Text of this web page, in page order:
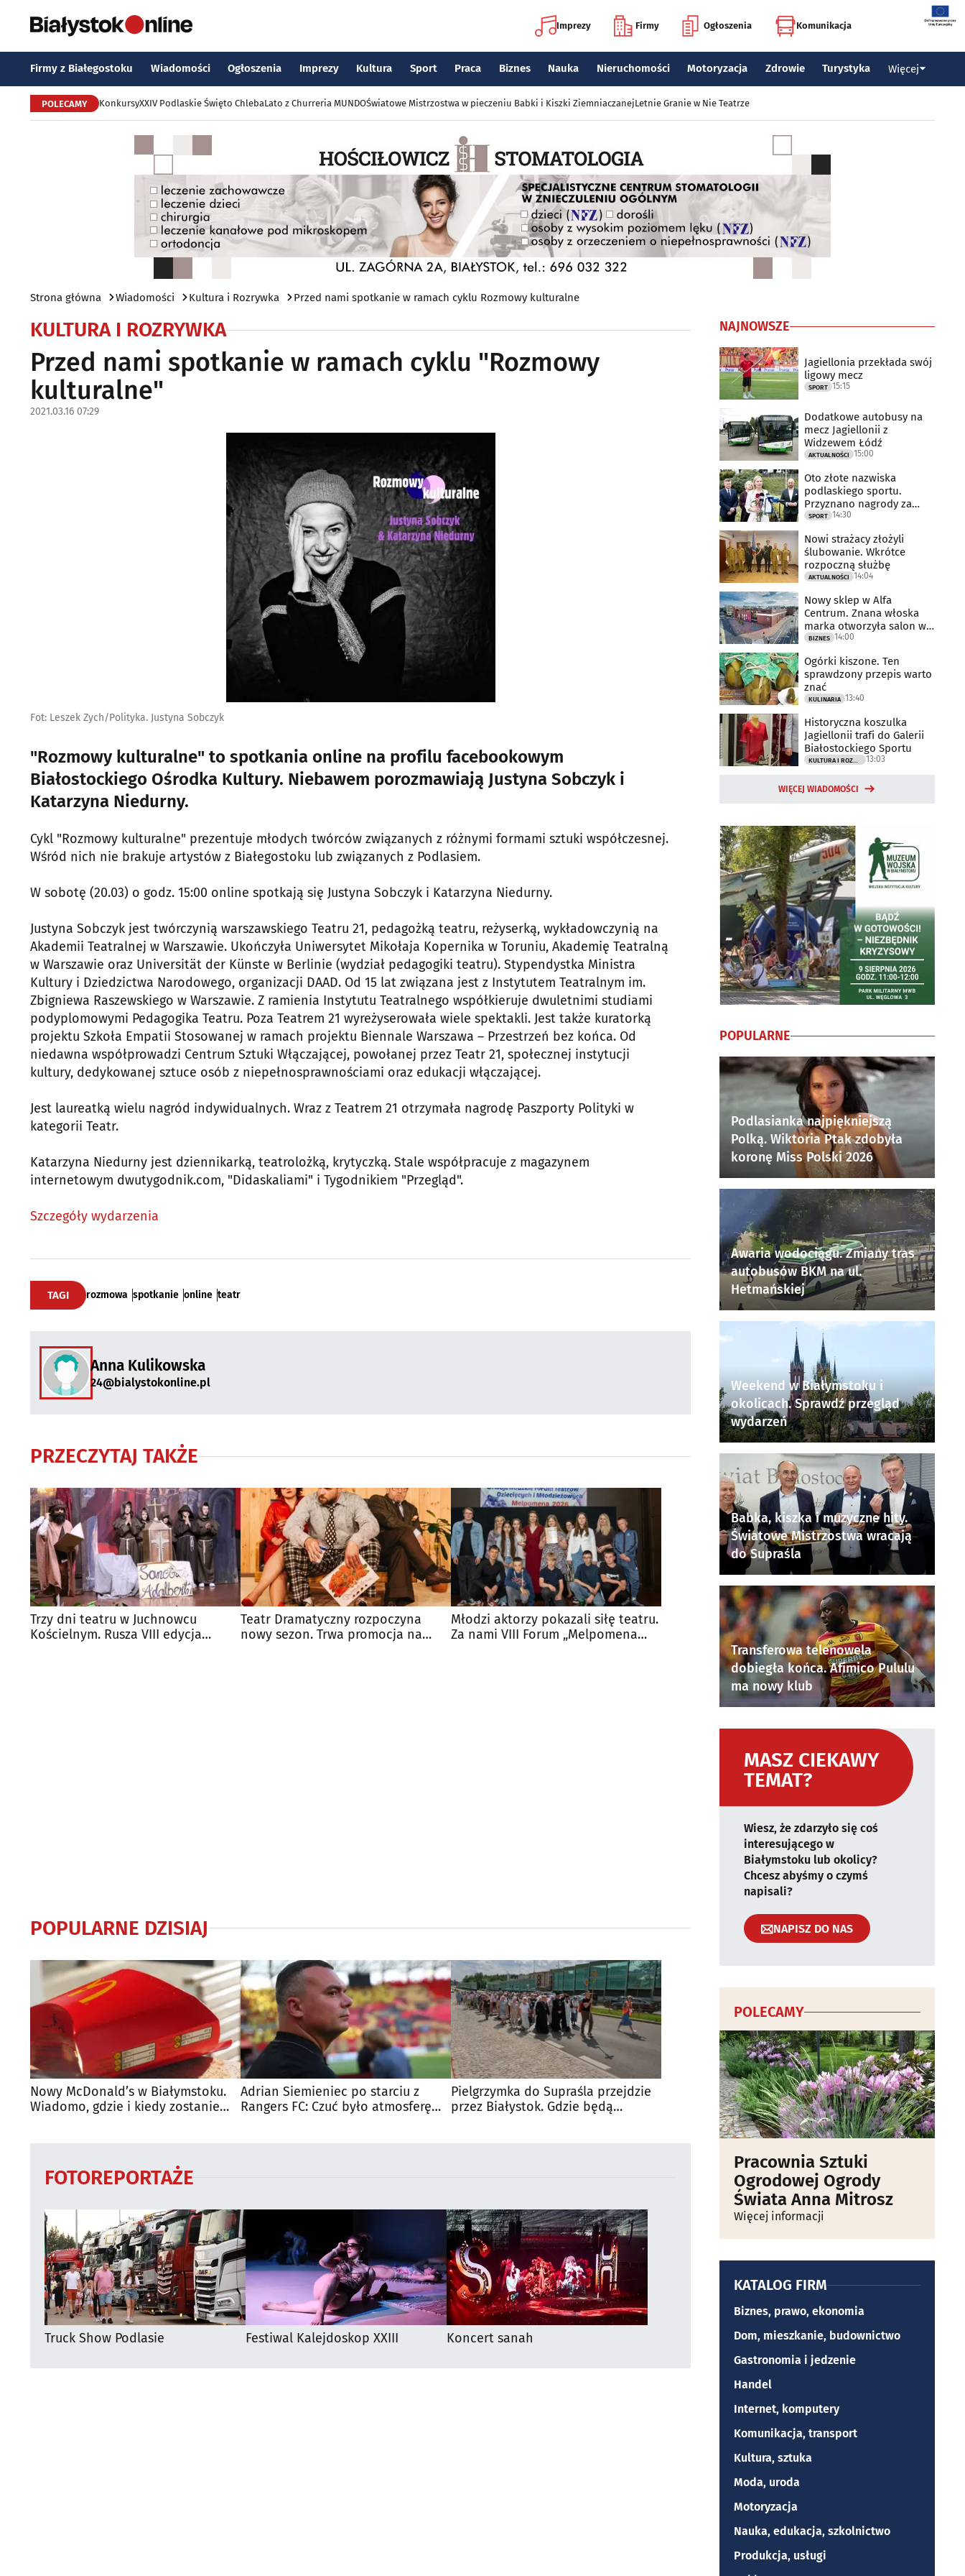
Imprezy Firmy Ogłoszenia Komunikacja
Firmy z Białegostoku Wiadomości Ogłoszenia Imprezy Kultura Sport Praca Biznes Nauka Nieruchomości Motoryzacja Zdrowie Turystyka Więcej
POLECAMY KonkursyXXIV Podlaskie Święto ChlebaLato z Churreria MUNDOŚwiatowe Mistrzostwa w pieczeniu Babki i Kiszki ZiemniaczanejLetnie Granie w Nie Teatrze
Strona główna Wiadomości Kultura i Rozrywka Przed nami spotkanie w ramach cyklu Rozmowy kulturalne
KULTURA I ROZRYWKA
Przed nami spotkanie w ramach cyklu "Rozmowy
kulturalne"
2021.03.16 07:29
Fot: Leszek Zych/Polityka. Justyna Sobczyk
"Rozmowy kulturalne" to spotkania online na profilu facebookowym
Białostockiego Ośrodka Kultury. Niebawem porozmawiają Justyna Sobczyk i
Katarzyna Niedurny.
Cykl "Rozmowy kulturalne" prezentuje młodych twórców związanych z różnymi formami sztuki współczesnej.
Wśród nich nie brakuje artystów z Białegostoku lub związanych z Podlasiem.
W sobotę (20.03) o godz. 15:00 online spotkają się Justyna Sobczyk i Katarzyna Niedurny.
Justyna Sobczyk jest twórczynią warszawskiego Teatru 21, pedagożką teatru, reżyserką, wykładowczynią na
Akademii Teatralnej w Warszawie. Ukończyła Uniwersytet Mikołaja Kopernika w Toruniu, Akademię Teatralną
w Warszawie oraz Universität der Künste w Berlinie (wydział pedagogiki teatru). Stypendystka Ministra
Kultury i Dziedzictwa Narodowego, organizacji DAAD. Od 15 lat związana jest z Instytutem Teatralnym im.
Zbigniewa Raszewskiego w Warszawie. Z ramienia Instytutu Teatralnego współkieruje dwuletnimi studiami
podyplomowymi Pedagogika Teatru. Poza Teatrem 21 wyreżyserowała wiele spektakli. Jest także kuratorką
projektu Szkoła Empatii Stosowanej w ramach projektu Biennale Warszawa – Przestrzeń bez końca. Od
niedawna współprowadzi Centrum Sztuki Włączającej, powołanej przez Teatr 21, społecznej instytucji
kultury, dedykowanej sztuce osób z niepełnosprawnościami oraz edukacji włączającej.
Jest laureatką wielu nagród indywidualnych. Wraz z Teatrem 21 otrzymała nagrodę Paszporty Polityki w
kategorii Teatr.
Katarzyna Niedurny jest dziennikarką, teatrolożką, krytyczką. Stale współpracuje z magazynem
internetowym dwutygodnik.com, "Didaskaliami" i Tygodnikiem "Przegląd".
Szczegóły wydarzenia
TAGI rozmowa spotkanie online teatr
Anna Kulikowska
24@bialystokonline.pl
PRZECZYTAJ TAKŻE
Trzy dni teatru w Juchnowcu
Kościelnym. Rusza VIII edycja
Teatr Dramatyczny rozpoczyna
nowy sezon. Trwa promocja na
Młodzi aktorzy pokazali siłę teatru.
Za nami VIII Forum „Melpomena
POPULARNE DZISIAJ
Nowy McDonald’s w Białymstoku.
Wiadomo, gdzie i kiedy zostanie
Adrian Siemieniec po starciu z
Rangers FC: Czuć było atmosferę
Pielgrzymka do Supraśla przejdzie
przez Białystok. Gdzie będą
FOTOREPORTAŻE
Truck Show Podlasie Festiwal Kalejdoskop XXIII Koncert sanah
NAJNOWSZE
Jagiellonia przekłada swój
ligowy mecz
SPORT 15:15
Dodatkowe autobusy na
mecz Jagiellonii z
Widzewem Łódź
AKTUALNOŚCI 15:00
Oto złote nazwiska
podlaskiego sportu.
Przyznano nagrody za
2025 rok
SPORT 14:30
Nowi strażacy złożyli
ślubowanie. Wkrótce
rozpoczną służbę
AKTUALNOŚCI 14:04
Nowy sklep w Alfa
Centrum. Znana włoska
marka otworzyła salon w
Białymstoku
BIZNES 14:00
Ogórki kiszone. Ten
sprawdzony przepis warto
znać
KULINARIA 13:40
Historyczna koszulka
Jagiellonii trafi do Galerii
Białostockiego Sportu
13:03
WIĘCEJ WIADOMOŚCI
POPULARNE
Podlasianka najpiękniejszą
Polką. Wiktoria Ptak zdobyła
koronę Miss Polski 2026
Awaria wodociągu. Zmiany tras
autobusów BKM na ul.
Hetmańskiej
Weekend w Białymstoku i
okolicach. Sprawdź przegląd
wydarzeń
Babka, kiszka i muzyczne hity.
Światowe Mistrzostwa wracają
do Supraśla
Transferowa telenowela
dobiegła końca. Afimico Pululu
ma nowy klub
MASZ CIEKAWY
TEMAT?
Wiesz, że zdarzyło się coś
interesującego w
Białymstoku lub okolicy?
Chcesz abyśmy o czymś
napisali?
NAPISZ DO NAS
POLECAMY
Pracownia Sztuki
Ogrodowej Ogrody
Świata Anna Mitrosz
Więcej informacji
KATALOG FIRM
Biznes, prawo, ekonomia
Dom, mieszkanie, budownictwo
Gastronomia i jedzenie
Handel
Internet, komputery
Komunikacja, transport
Kultura, sztuka
Moda, uroda
Motoryzacja
Nauka, edukacja, szkolnictwo
Produkcja, usługi